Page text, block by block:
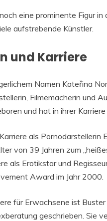
eine prominente Figur
aufstrebende Künstler.
und Karriere
Namen Kateřina
Filmemacherin und
und hat in ihrer
als Pornodarstellerin
von 39 Jahren zum
als Erotikstar und
Award im Jahr 2000.
für Erwachsene ist
geschrieben. Sie